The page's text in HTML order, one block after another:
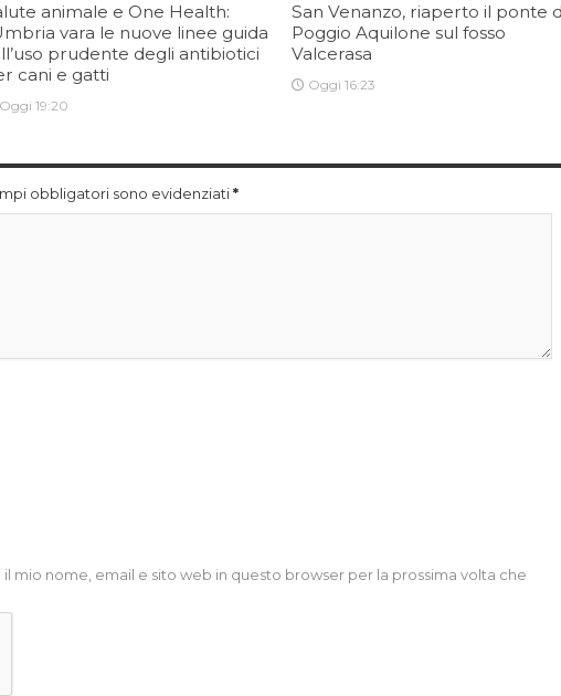
animale e One Health:
vara le nuove linee guida
prudente degli antibiotici
cani e gatti
Oggi 19:20
San Venanzo, riaperto il ponte
Poggio Aquilone sul fosso
Valcerasa
Oggi 16:23
obbligatori sono evidenziati*
il mio nome, email e sito web in questo browser per la prossima volta che